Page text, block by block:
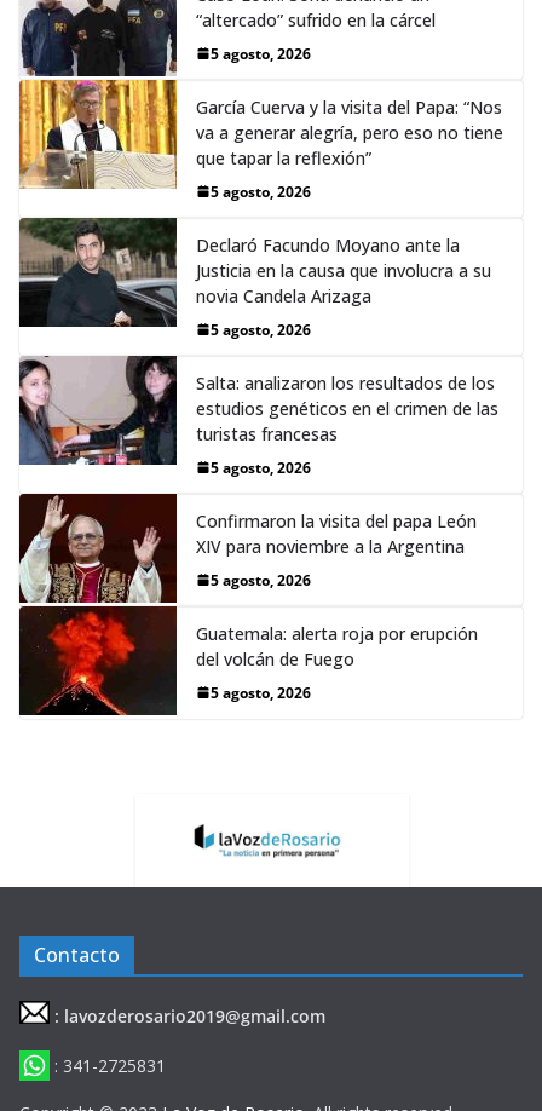
“altercado” sufrido en la cárcel
5 agosto, 2026
García Cuerva y la visita del Papa: “Nos
va a generar alegría, pero eso no tiene
que tapar la reflexión”
5 agosto, 2026
Declaró Facundo Moyano ante la
Justicia en la causa que involucra a su
novia Candela Arizaga
5 agosto, 2026
Salta: analizaron los resultados de los
estudios genéticos en el crimen de las
turistas francesas
5 agosto, 2026
Confirmaron la visita del papa León
XIV para noviembre a la Argentina
5 agosto, 2026
Guatemala: alerta roja por erupción
del volcán de Fuego
5 agosto, 2026
Contacto
: lavozderosario2019@gmail.com
: 341-2725831